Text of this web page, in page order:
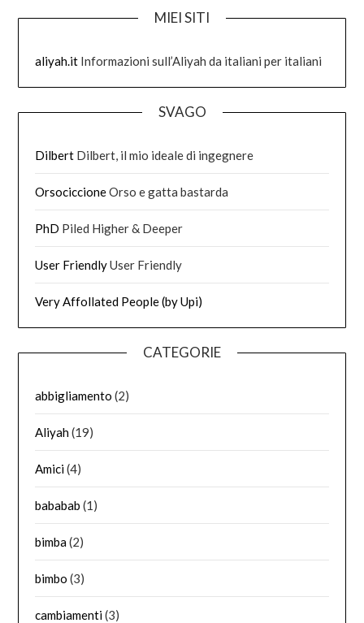
MIEI SITI
aliyah.it Informazioni sull’Aliyah da italiani per italiani
SVAGO
Dilbert Dilbert, il mio ideale di ingegnere
OrsociccioneOrso e gatta bastarda
PhD Piled Higher & Deeper
User FriendlyUser Friendly
Very Affollated People (by Upi)
CATEGORIE
abbigliamento (2)
Aliyah(19)
Amici(4)
bababab (1)
bimba(2)
bimbo (3)
cambiamenti(3)